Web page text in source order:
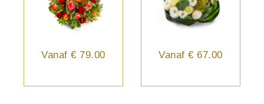
Vanaf € 79.00 Vanaf € 67.00